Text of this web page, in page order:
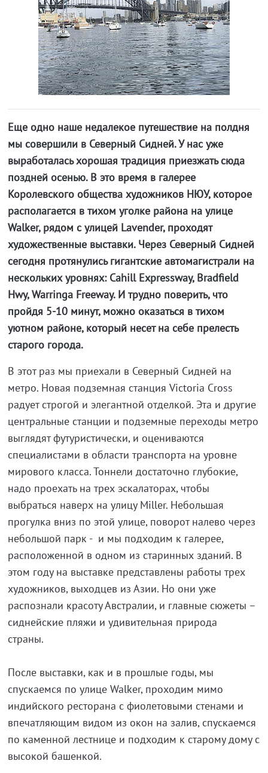
Еще одно наше недалекое путешествие на полдня
мы совершили в Северный Сидней. У нас уже
выработалась хорошая традиция приезжать сюда
поздней осенью. В это время в галерее
Королевского общества художников НЮУ, которое
располагается в тихом уголке района на улице
Walker, рядом с улицей Lavender, проходят
художественные выставки. Через Северный Сидней
сегодня протянулись гигантские автомагистрали на
нескольких уровнях: Cahill Expressway, Bradfield
Hwy, Warringa Freeway. И трудно поверить, что
пройдя 5-10 минут, можно оказаться в тихом
уютном районе, который несет на себе прелесть
старого города.
В этот раз мы приехали в Северный Сидней на
метро. Новая подземная станция Victoria Cross
радует строгой и элегантной отделкой. Эта и другие
центральные станции и подземные переходы метро
выглядят футуристически, и оцениваются
специалистами в области транспорта на уровне
мирового класса. Тоннели достаточно глубокие,
надо проехать на трех эскалаторах, чтобы
выбраться наверх на улицу Miller. Небольшая
прогулка вниз по этой улице, поворот налево через
небольшой парк - и мы подходим к галерее,
расположенной в одном из старинных зданий. В
этом году на выставке представлены работы трех
художников, выходцев из Азии. Но они уже
распознали красоту Австралии, и главные сюжеты –
сиднейские пляжи и удивительная природа
страны.
После выставки, как и в прошлые годы, мы
спускаемся по улице Walker, проходим мимо
индийского ресторана с фиолетовыми стенами и
впечатляющим видом из окон на залив, спускаемся
по каменной лестнице и подходим к старому дому с
высокой башенкой.